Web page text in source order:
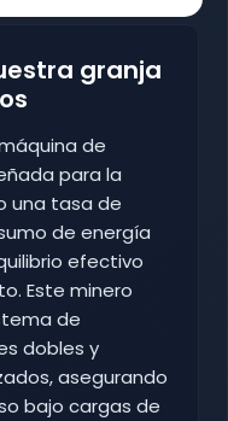
granja
de
para la
una tasa de
de energía
efectivo
Este minero
de
dobles y
asegurando
bajo cargas de